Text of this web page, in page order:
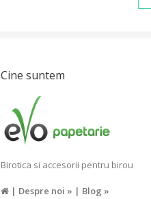
Cine suntem
Birotica si accesorii pentru birou
| Despre noi » | Blog »